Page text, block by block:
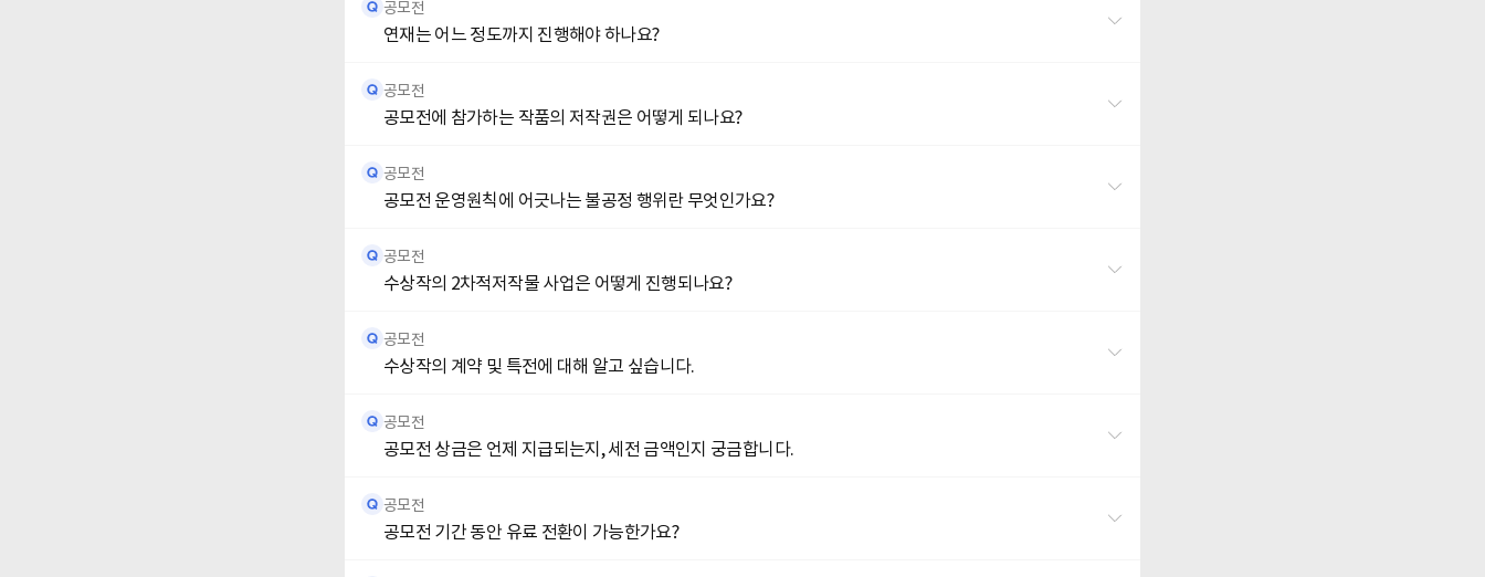
공모전
연재는 어느 정도까지 진행해야 하나요?
공모전
공모전에 참가하는 작품의 저작권은 어떻게 되나요?
공모전
공모전 운영원칙에 어긋나는 불공정 행위란 무엇인가요?
공모전
수상작의 2차적저작물 사업은 어떻게 진행되나요?
공모전
수상작의 계약 및 특전에 대해 알고 싶습니다.
공모전
공모전 상금은 언제 지급되는지, 세전 금액인지 궁금합니다.
공모전
공모전 기간 동안 유료 전환이 가능한가요?